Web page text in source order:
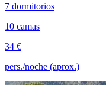
7 dormitorios
10 camas
34 €
pers./noche (aprox.)